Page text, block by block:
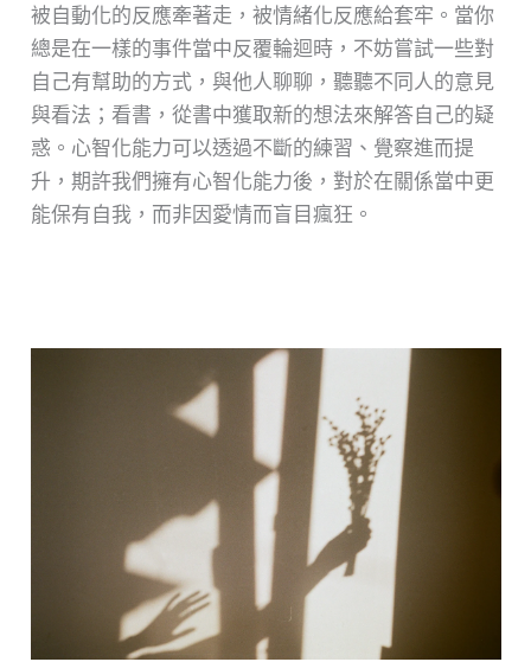
被自動化的反應牽著走，被情緒化反應給套牢。當你
總是在一樣的事件當中反覆輪迴時，不妨嘗試一些對
自己有幫助的方式，與他人聊聊，聽聽不同人的意見
與看法；看書，從書中獲取新的想法來解答自己的疑
惑。心智化能力可以透過不斷的練習、覺察進而提
升，期許我們擁有心智化能力後，對於在關係當中更
能保有自我，而非因愛情而盲目瘋狂。